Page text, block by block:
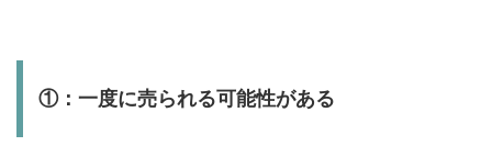
①：一度に売られる可能性がある